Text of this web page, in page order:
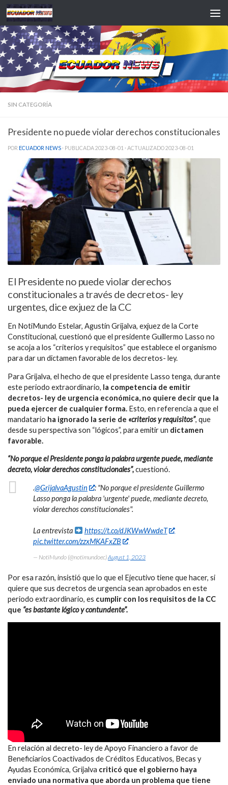
Saltar al contenido
SIN CATEGORÍA
Presidente no puede violar derechos constitucionales
POR ECUADOR NEWS · PUBLICADA2023-08-01 · ACTUALIZADO2023-08-01
El Presidente no puede violar derechos
constitucionales a través de decretos- ley
urgentes, dice exjuez de la CC
En NotiMundo Estelar, Agustín Grijalva, exjuez de la Corte
Constitucional, cuestionó que el presidente Guillermo Lasso no
se acoja a los “criterios y requisitos” que establece el organismo
para dar un dictamen favorable de los decretos- ley.
Para Grijalva, el hecho de que el presidente Lasso tenga, durante
este periodo extraordinario, la competencia de emitir
decretos- ley de urgencia económica, no quiere decir que la
pueda ejercer de cualquier forma. Esto, en referencia a que el
mandatario ha ignorado la serie de «criterios y requisitos”, que
desde su perspectiva son “lógicos”, para emitir un dictamen
favorable.
“No porque el Presidente ponga la palabra urgente puede, mediante
decreto, violar derechos constitucionales”,cuestionó.
.@GrijalvaAgustin
: "No porque el presidente Guillermo
Lasso ponga la palabra 'urgente' puede, mediante decreto,
violar derechos constitucionales".
La entrevista
https://t.co/dJKWwWwdeT
pic.twitter.com/zzxMKAFxZB
— NotiMundo (@notimundoec)August 1, 2023
Por esa razón, insistió que lo que el Ejecutivo tiene que hacer, si
quiere que sus decretos de urgencia sean aprobados en este
periodo extraordinario, es cumplir con los requisitos de la CC
que “es bastante lógico y contundente”.
En relación al decreto- ley de Apoyo Financiero a favor de
Beneficiarios Coactivados de Créditos Educativos, Becas y
Ayudas Económica, Grijalva criticó que el gobierno haya
enviado una normativa que aborda un problema que tiene